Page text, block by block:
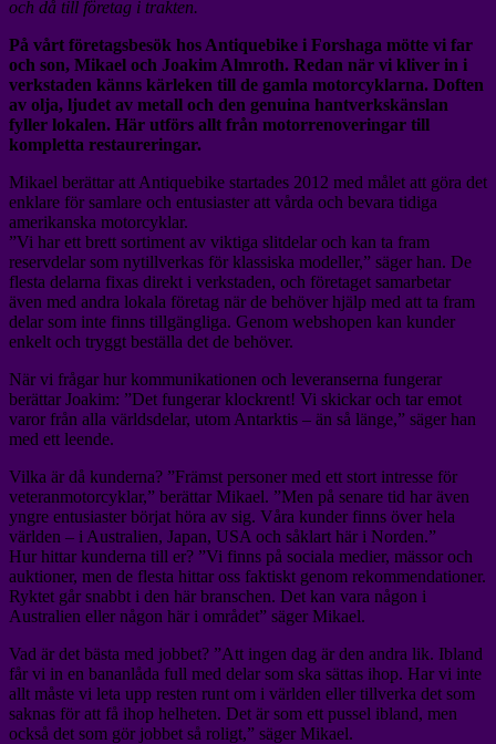
och då till företag i trakten.
På vårt företagsbesök hos Antiquebike i Forshaga mötte vi far
och son, Mikael och Joakim Almroth. Redan när vi kliver in i
verkstaden känns kärleken till de gamla motorcyklarna. Doften
av olja, ljudet av metall och den genuina hantverkskänslan
fyller lokalen. Här utförs allt från motorrenoveringar till
kompletta restaureringar.
Mikael berättar att Antiquebike startades 2012 med målet att göra det
enklare för samlare och entusiaster att vårda och bevara tidiga
amerikanska motorcyklar.
”Vi har ett brett sortiment av viktiga slitdelar och kan ta fram
reservdelar som nytillverkas för klassiska modeller,” säger han. De
flesta delarna fixas direkt i verkstaden, och företaget samarbetar
även med andra lokala företag när de behöver hjälp med att ta fram
delar som inte finns tillgängliga. Genom webshopen kan kunder
enkelt och tryggt beställa det de behöver.
När vi frågar hur kommunikationen och leveranserna fungerar
berättar Joakim: ”Det fungerar klockrent! Vi skickar och tar emot
varor från alla världsdelar, utom Antarktis – än så länge,” säger han
med ett leende.
Vilka är då kunderna? ”Främst personer med ett stort intresse för
veteranmotorcyklar,” berättar Mikael. ”Men på senare tid har även
yngre entusiaster börjat höra av sig. Våra kunder finns över hela
världen – i Australien, Japan, USA och såklart här i Norden.”
Hur hittar kunderna till er? ”Vi finns på sociala medier, mässor och
auktioner, men de flesta hittar oss faktiskt genom rekommendationer.
Ryktet går snabbt i den här branschen. Det kan vara någon i
Australien eller någon här i området” säger Mikael.
Vad är det bästa med jobbet? ”Att ingen dag är den andra lik. Ibland
får vi in en bananlåda full med delar som ska sättas ihop. Har vi inte
allt måste vi leta upp resten runt om i världen eller tillverka det som
saknas för att få ihop helheten. Det är som ett pussel ibland, men
också det som gör jobbet så roligt,” säger Mikael.